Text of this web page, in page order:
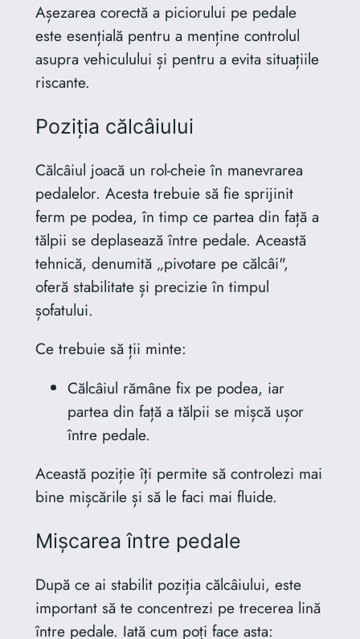
Așezarea corectă a piciorului pe pedale
este esențială pentru a menține controlul
asupra vehiculului și pentru a evita situațiile
riscante.
Poziția călcâiului
Călcâiul joacă un rol-cheie în manevrarea
pedalelor. Acesta trebuie să fie sprijinit
ferm pe podea, în timp ce partea din față a
tălpii se deplasează între pedale. Această
tehnică, denumită „pivotare pe călcâi",
oferă stabilitate și precizie în timpul
șofatului.
Ce trebuie să ții minte:
Călcâiul rămâne fix pe podea, iar
partea din față a tălpii se mișcă ușor
între pedale.
Această poziție îți permite să controlezi mai
bine mișcările și să le faci mai fluide.
Mișcarea între pedale
După ce ai stabilit poziția călcâiului, este
important să te concentrezi pe trecerea lină
între pedale. Iată cum poți face asta: